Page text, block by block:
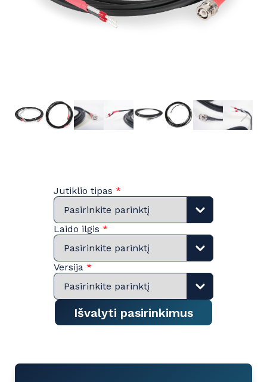
Jutiklio tipas *
Laido ilgis *
Versija *
Išvalyti pasirinkimus